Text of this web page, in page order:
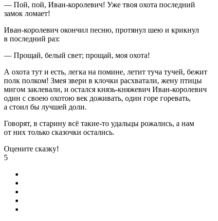
— Пой, пой, Иван-королевич! Уже твоя охота последний
замок ломает!
Иван-королевич окончил песню, протянул шею и крикнул
в последний раз:
— Прощай, белый свет; прощай, моя охота!
А охота тут и есть, легка на помине, летит туча тучей, бежит
полк полком! Змея звери в клочки расхватали, жену птицы
мигом заклевали, и остался князь-княжевич Иван-королевич
один с своею охотою век доживать, один горе горевать,
а стоил бы лучшей доли.
Говорят, в старину всё такие-то удальцы рожались, а нам
от них только сказочки остались.
Оцените сказку!
5